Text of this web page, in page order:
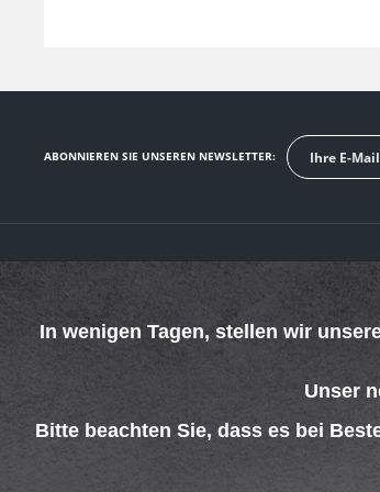
ABONNIEREN SIE UNSEREN NEWSLETTER:
In wenigen Tagen, stellen wir
Unser
Bitte beachten Sie, dass es bei
SERVICE HOTLINE
Telefonische Unterstützung und Beratung unter:
069 - 4269 4267
Mo-Do. 08:00 - 15:00 Uhr
Fr. 08:00 - 13:00 Uhr